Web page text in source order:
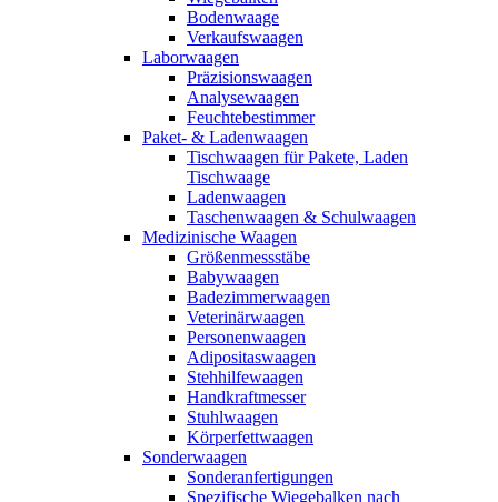
Bodenwaage
Verkaufswaagen
Laborwaagen
Präzisionswaagen
Analysewaagen
Feuchtebestimmer
Paket- & Ladenwaagen
Tischwaagen für Pakete, Laden
Tischwaage
Ladenwaagen
Taschenwaagen & Schulwaagen
Medizinische Waagen
Größenmessstäbe
Babywaagen
Badezimmerwaagen
Veterinärwaagen
Personenwaagen
Adipositaswaagen
Stehhilfewaagen
Handkraftmesser
Stuhlwaagen
Körperfettwaagen
Sonderwaagen
Sonderanfertigungen
Spezifische Wiegebalken nach